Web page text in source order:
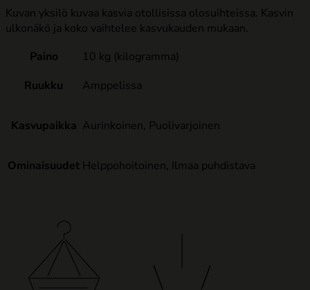
Kuvan yksilö kuvaa kasvia otollisissa olosuihteissa. Kasvin
ulkonäkö ja koko vaihtelee kasvukauden mukaan.
Paino
10 kg (kilogramma)
Ruukku
Amppelissa
Kasvupaikka Aurinkoinen, Puolivarjoinen
Ominaisuudet Helppohoitoinen, Ilmaa puhdistava